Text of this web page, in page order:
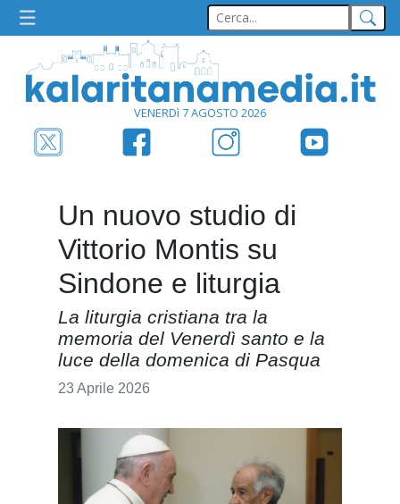
VENERDì 7 AGOSTO 2026
Un nuovo studio di
Vittorio Montis su
Sindone e liturgia
La liturgia cristiana tra la
memoria del Venerdì santo e la
luce della domenica di Pasqua
23 Aprile 2026